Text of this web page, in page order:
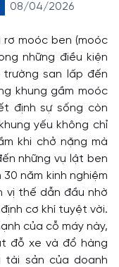
08/04/2026
rơ moóc ben (moóc
những điều kiện
san lấp đến
khung gầm moóc
định sự sống còn
yếu không chỉ
khi chở nặng mà
những vụ lật ben
năm kinh nghiệm
vị thế dẫn đầu nhờ
cơ khí tuyệt vời.
của cỗ máy này,
đỗ xe và đổ hàng
tài sản của doanh